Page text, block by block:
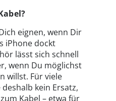
eignen, wenn Dir
iPhone dockt
lässt sich schnell
wenn Du möglichst
willst. Für viele
kein Ersatz,
Kabel – etwa für